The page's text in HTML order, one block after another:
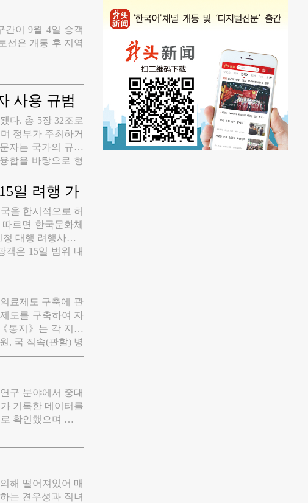
기 위한 체계적인
했다.
간이 9월 4일 승객
선은 개통 후 지역
사용 규범
다. 총 5장 32조로
정부가 주최하거
자는 국가의 규범
합을 바탕으로 형
, 국휘와 마찬가지
화 등 인터넷 시
자를 기본적인 언
언어문자 사용이
월 셋째 주를 국가
르쳐야 한다고 규
일 려행 가
을 한시적으로 허
르면 한국문화체
대행 려행사가 3
객은 15일 범위 내
주도는 중국 국민
다. 국내외 전담
접수는 오는 22일
료제도 구축에 관
도를 구축하여 자
통지》는 각 지역
, 국 직속(관할) 병
며 성내 순회 의료
하며 성, 시, 현은
장려한다.
구 분야에서 중대
기록한 데이터를
확인했으며 주요
해 떨어져있어 매
는 견우성과 직녀